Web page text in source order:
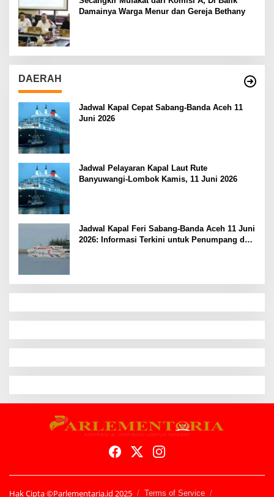
Damainya Warga Menur dan Gereja Bethany
DAERAH
Jadwal Kapal Cepat Sabang-Banda Aceh 11
Juni 2026
Jadwal Pelayaran Kapal Laut Rute
Banyuwangi-Lombok Kamis, 11 Juni 2026
Jadwal Kapal Feri Sabang-Banda Aceh 11 Juni
2026: Informasi Terkini untuk Penumpang dan
Hak Cipta ©Parlementaria.id 2025 Terms of Service